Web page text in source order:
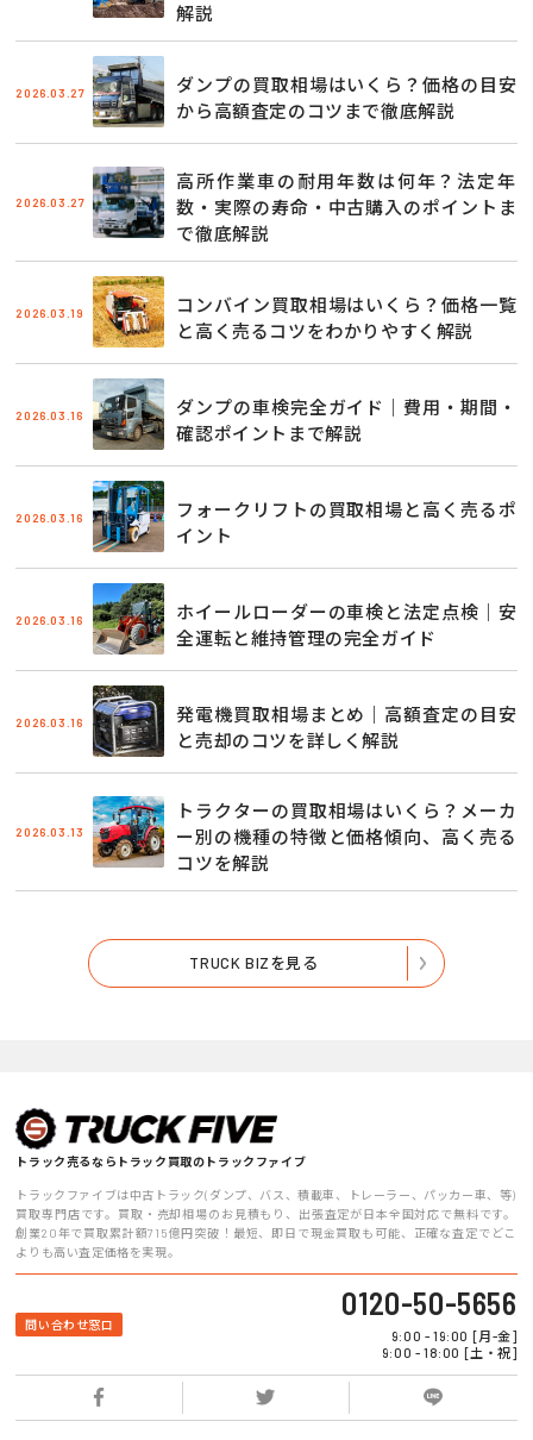
解説
2026.03.27
ダンプの買取相場はいくら？価格の目安
から高額査定のコツまで徹底解説
2026.03.27
高所作業車の耐用年数は何年？法定年
数・実際の寿命・中古購入のポイントま
で徹底解説
2026.03.19
コンバイン買取相場はいくら？価格一覧
と高く売るコツをわかりやすく解説
2026.03.16
ダンプの車検完全ガイド｜費用・期間・
確認ポイントまで解説
2026.03.16
フォークリフトの買取相場と高く売るポ
イント
2026.03.16
ホイールローダーの車検と法定点検｜安
全運転と維持管理の完全ガイド
2026.03.16
発電機買取相場まとめ｜高額査定の目安
と売却のコツを詳しく解説
2026.03.13
トラクターの買取相場はいくら？メーカ
ー別の機種の特徴と価格傾向、高く売る
コツを解説
TRUCK BIZを見る
トラック売るならトラック買取のトラックファイブ
トラックファイブは中古トラック(ダンプ、バス、積載車、トレーラー、パッカー車、等)
買取専門店です。買取・売却相場のお見積もり、出張査定が日本全国対応で無料です。
創業20年で買取累計額715億円突破！最短、即日で現金買取も可能、正確な査定でどこ
よりも高い査定価格を実現。
問い合わせ窓口
0120-50-5656
9:00 - 19:00 [月-金]
9:00 - 18:00 [土・祝]